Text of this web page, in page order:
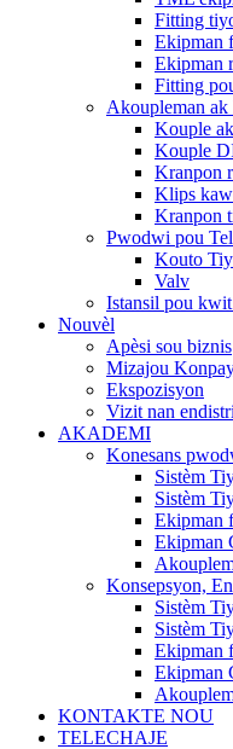
Fitting
Ekipman
Ekipman
Fitting
Akoupleman ak
Kouple
Kouple
Kranpon
Klips
Kranpon
Pwodwi pou
Kouto
Valv
Istansil pou
Nouvèl
Apèsi sou biznis
Mizajou
Ekspozisyon
Vizit nan
AKADEMI
Konesans
Sistèm
Sistèm
Ekipman
Ekipman
Konsepsyon,
Sistèm
Sistèm
Ekipman
Ekipman
KONTAKTE NOU
TELECHAJE